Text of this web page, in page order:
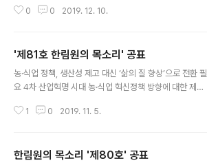
대비전략 또한 제안했다. 특히 이후에도 신종 바이러스가
핵심 요소로 떠오르고 있는 세포치료에 대한 합리적인 윤
리 원칙 정립’의 필요성과 대안을 담은 ‘한림원의 목소리 제
82호’를 공표했다. 한림원 전문가들은 목소리에서 “세포
치료에 대한 기대감은 높지만 그 효과 및 치료법에 대한 국
리에 따라 발전방향이 정해지고 있다”고 분석하며 “상용화
0 0 2019. 12. 10.
'제81호 한림원의 목소리' 공표
농·식업 정책, 생산성 제고 대신 ‘삶의 질 향상’으로 전환 필
요 4차 산업혁명 시대 농·식업 혁신정책 방향에 대한 제언
산업은 생산성 향상에 집중하는 것에서 벗어나 소비자의
한림원(원장 한민구·이하 한림원)은 11월 4일 ‘4차 산업혁
1 0 2019. 11. 5.
한림원의 목소리 '제80호' 공표